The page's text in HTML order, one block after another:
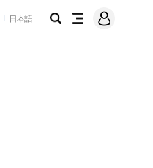
日本語
검
전
메
그